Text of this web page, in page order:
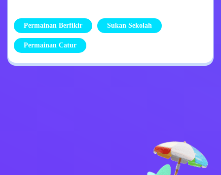
Permainan Berfikir Sukan Sekolah
Permainan Catur